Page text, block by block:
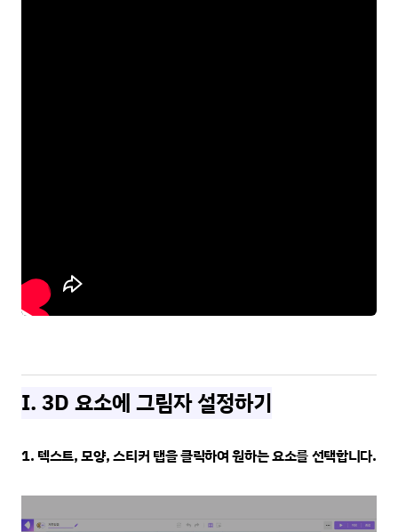
I. 3D 요소에 그림자 설정하기
1. 텍스트, 모양, 스티커 탭을 클릭하여 원하는 요소를 선택합니다.